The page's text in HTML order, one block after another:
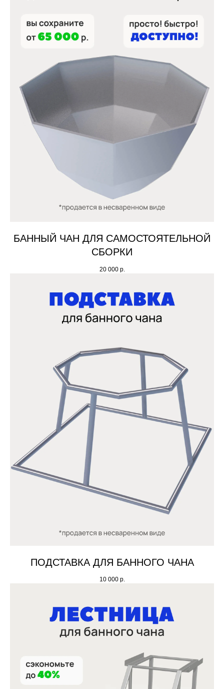
БАННЫЙ ЧАН ДЛЯ САМОСТОЯТЕЛЬНОЙ
СБОРКИ
20 000 р.
ПОДСТАВКА ДЛЯ БАННОГО ЧАНА
10 000 р.